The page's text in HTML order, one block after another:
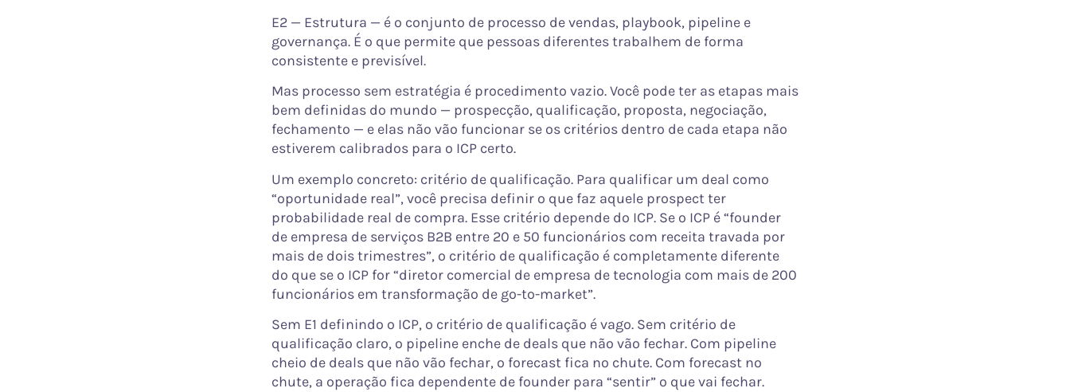
E2 — Estrutura — é o conjunto de processo de vendas, playbook, pipeline e
governança. É o que permite que pessoas diferentes trabalhem de forma
consistente e previsível.
Mas processo sem estratégia é procedimento vazio. Você pode ter as etapas mais
bem definidas do mundo — prospecção, qualificação, proposta, negociação,
fechamento — e elas não vão funcionar se os critérios dentro de cada etapa não
estiverem calibrados para o ICP certo.
Um exemplo concreto: critério de qualificação. Para qualificar um deal como
“oportunidade real”, você precisa definir o que faz aquele prospect ter
probabilidade real de compra. Esse critério depende do ICP. Se o ICP é “founder
de empresa de serviços B2B entre 20 e 50 funcionários com receita travada por
mais de dois trimestres”, o critério de qualificação é completamente diferente
do que se o ICP for “diretor comercial de empresa de tecnologia com mais de 200
funcionários em transformação de go-to-market”.
Sem E1 definindo o ICP, o critério de qualificação é vago. Sem critério de
qualificação claro, o pipeline enche de deals que não vão fechar. Com pipeline
cheio de deals que não vão fechar, o forecast fica no chute. Com forecast no
chute, a operação fica dependente de founder para “sentir” o que vai fechar.